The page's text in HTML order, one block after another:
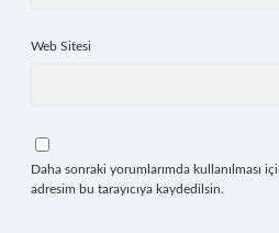
Web Sitesi
Daha sonraki yorumlarımda kullanılması
adresim bu tarayıcıya kaydedilsin.